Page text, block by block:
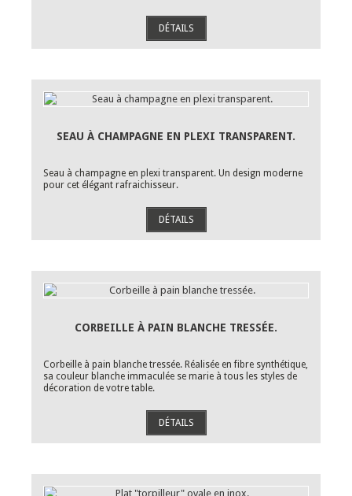
DÉTAILS
SEAU À CHAMPAGNE EN PLEXI TRANSPARENT.
Seau à champagne en plexi transparent. Un design moderne
pour cet élégant rafraichisseur.
DÉTAILS
CORBEILLE À PAIN BLANCHE TRESSÉE.
Corbeille à pain blanche tressée. Réalisée en fibre synthétique,
sa couleur blanche immaculée se marie à tous les styles de
décoration de votre table.
DÉTAILS